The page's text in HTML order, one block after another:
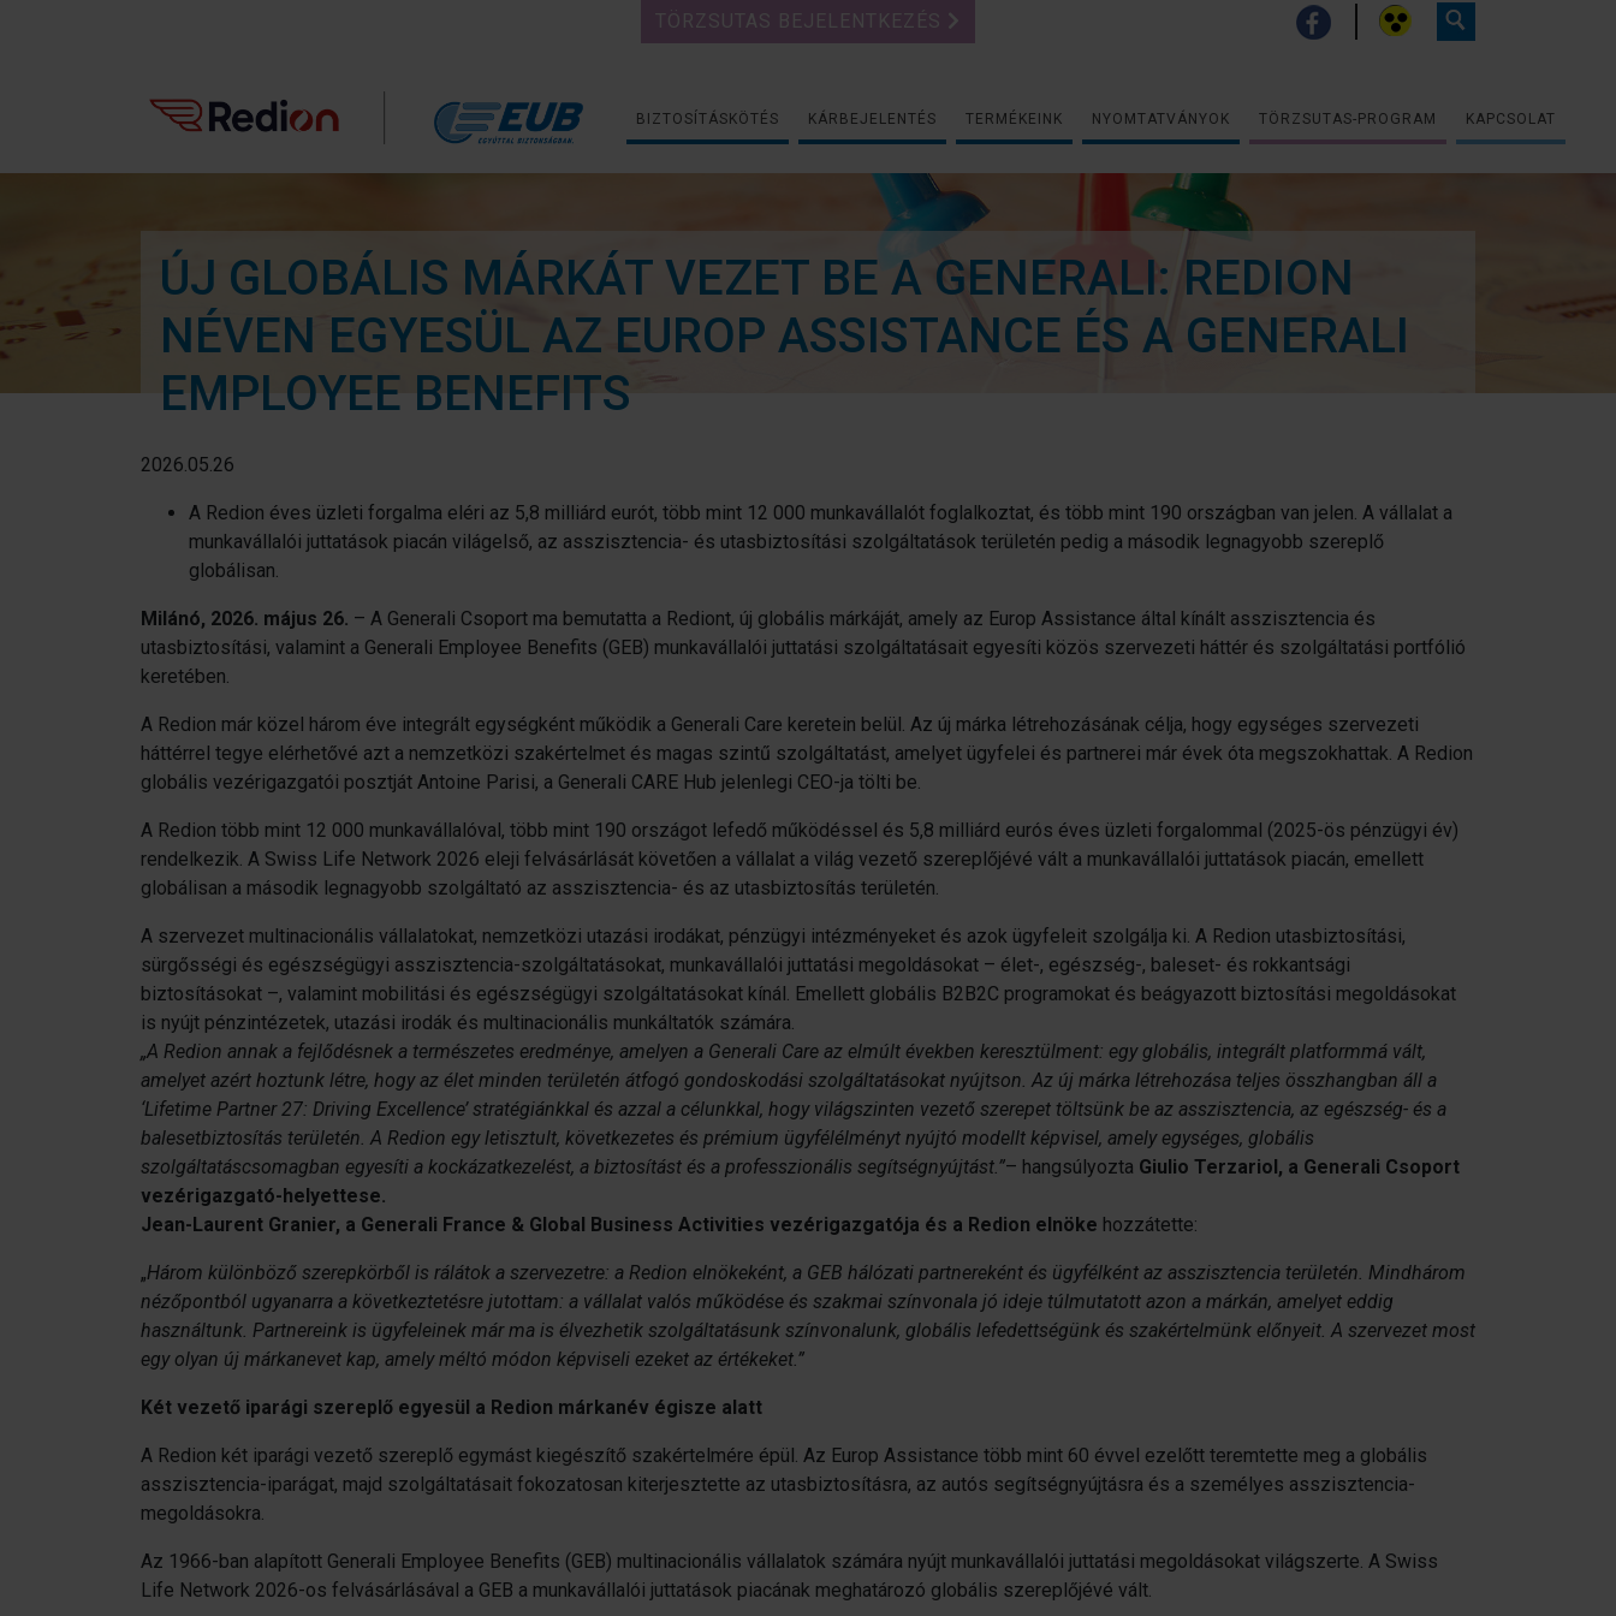
TÖRZSUTAS BEJELENTKEZÉS
BIZTOSÍTÁSKÖTÉS KÁRBEJELENTÉS TERMÉKEINK NYOMTATVÁNYOK TÖRZSUTAS-PROGRAM KAPCSOLAT
ÚJ GLOBÁLIS MÁRKÁT VEZET BE A GENERALI: REDION
NÉVEN EGYESÜL AZ EUROP ASSISTANCE ÉS A GENERALI
EMPLOYEE BENEFITS
2026.05.26
A Redion éves üzleti forgalma eléri az 5,8 milliárd eurót, több mint 12 000 munkavállalót foglalkoztat, és több mint 190 országban van jelen. A vállalat a
munkavállalói juttatások piacán világelső, az asszisztencia- és utasbiztosítási szolgáltatások területén pedig a második legnagyobb szereplő
globálisan.
Milánó, 2026. május 26. – A Generali Csoport ma bemutatta a Rediont, új globális márkáját, amely az Europ Assistance által kínált asszisztencia és
utasbiztosítási, valamint a Generali Employee Benefits (GEB) munkavállalói juttatási szolgáltatásait egyesíti közös szervezeti háttér és szolgáltatási portfólió
keretében.
A Redion már közel három éve integrált egységként működik a Generali Care keretein belül. Az új márka létrehozásának célja, hogy egységes szervezeti
háttérrel tegye elérhetővé azt a nemzetközi szakértelmet és magas szintű szolgáltatást, amelyet ügyfelei és partnerei már évek óta megszokhattak. A Redion
globális vezérigazgatói posztját Antoine Parisi, a Generali CARE Hub jelenlegi CEO-ja tölti be.
A Redion több mint 12 000 munkavállalóval, több mint 190 országot lefedő működéssel és 5,8 milliárd eurós éves üzleti forgalommal (2025-ös pénzügyi év)
rendelkezik. A Swiss Life Network 2026 eleji felvásárlását követően a vállalat a világ vezető szereplőjévé vált a munkavállalói juttatások piacán, emellett
globálisan a második legnagyobb szolgáltató az asszisztencia- és az utasbiztosítás területén.
A szervezet multinacionális vállalatokat, nemzetközi utazási irodákat, pénzügyi intézményeket és azok ügyfeleit szolgálja ki. A Redion utasbiztosítási,
sürgősségi és egészségügyi asszisztencia-szolgáltatásokat, munkavállalói juttatási megoldásokat – élet-, egészség-, baleset- és rokkantsági
biztosításokat –, valamint mobilitási és egészségügyi szolgáltatásokat kínál. Emellett globális B2B2C programokat és beágyazott biztosítási megoldásokat
is nyújt pénzintézetek, utazási irodák és multinacionális munkáltatók számára.
„A Redion annak a fejlődésnek a természetes eredménye, amelyen a Generali Care az elmúlt években keresztülment: egy globális, integrált platformmá vált,
amelyet azért hoztunk létre, hogy az élet minden területén átfogó gondoskodási szolgáltatásokat nyújtson. Az új márka létrehozása teljes összhangban áll a
‘Lifetime Partner 27: Driving Excellence’ stratégiánkkal és azzal a célunkkal, hogy világszinten vezető szerepet töltsünk be az asszisztencia, az egészség- és a
balesetbiztosítás területén. A Redion egy letisztult, következetes és prémium ügyfélélményt nyújtó modellt képvisel, amely egységes, globális
szolgáltatáscsomagban egyesíti a kockázatkezelést, a biztosítást és a professzionális segítségnyújtást.”– hangsúlyozta Giulio Terzariol, a Generali Csoport
vezérigazgató-helyettese.
Jean-Laurent Granier, a Generali France & Global Business Activities vezérigazgatója és a Redion elnöke hozzátette:
„Három különböző szerepkörből is rálátok a szervezetre: a Redion elnökeként, a GEB hálózati partnereként és ügyfélként az asszisztencia területén. Mindhárom
nézőpontból ugyanarra a következtetésre jutottam: a vállalat valós működése és szakmai színvonala jó ideje túlmutatott azon a márkán, amelyet eddig
használtunk. Partnereink is ügyfeleinek már ma is élvezhetik szolgáltatásunk színvonalunk, globális lefedettségünk és szakértelmünk előnyeit. A szervezet most
egy olyan új márkanevet kap, amely méltó módon képviseli ezeket az értékeket.”
Két vezető iparági szereplő egyesül a Redion márkanév égisze alatt
A Redion két iparági vezető szereplő egymást kiegészítő szakértelmére épül. Az Europ Assistance több mint 60 évvel ezelőtt teremtette meg a globális
asszisztencia-iparágat, majd szolgáltatásait fokozatosan kiterjesztette az utasbiztosításra, az autós segítségnyújtásra és a személyes asszisztencia-
megoldásokra.
Az 1966-ban alapított Generali Employee Benefits (GEB) multinacionális vállalatok számára nyújt munkavállalói juttatási megoldásokat világszerte. A Swiss
Life Network 2026-os felvásárlásával a GEB a munkavállalói juttatások piacának meghatározó globális szereplőjévé vált.